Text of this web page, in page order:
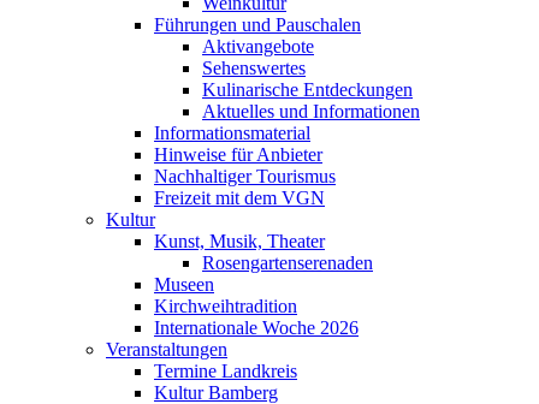
Führungen und Pauschalen
Aktivangebote
Sehenswertes
Kulinarische Entdeckungen
Aktuelles und Informationen
Informationsmaterial
Hinweise für Anbieter
Nachhaltiger Tourismus
Freizeit mit dem VGN
Kultur
Kunst, Musik, Theater
Rosengartenserenaden
Museen
Kirchweihtradition
Internationale Woche 2026
Veranstaltungen
Termine Landkreis
Kultur Bamberg